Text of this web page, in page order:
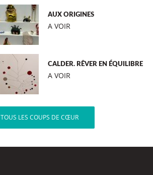
AUX ORIGINES
A VOIR
CALDER. RÊVER EN ÉQUILIBRE
A VOIR
TOUS LES COUPS DE CŒUR